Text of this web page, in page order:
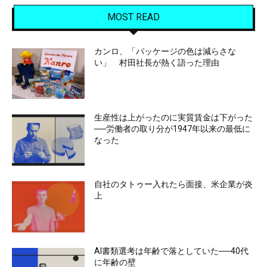
MOST READ
カンロ、「パッケージの色は減らさな
い」 村田社長が熱く語った理由
生産性は上がったのに実質賃金は下がった
──労働者の取り分が1947年以来の最低に
なった
自社のタトゥー入れたら面接、米企業が炎
上
AI書類選考は年齢で落としていた──40代
に年齢の壁